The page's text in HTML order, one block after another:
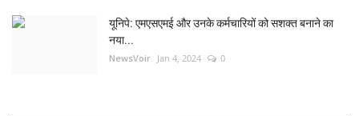
यूनिपे: एमएसएमई और उनके कर्मचारियों को सशक्त बनाने का
नया...
NewsVoir Jan 4, 2024 0